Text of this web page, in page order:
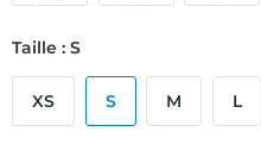
Taille : S
XS S M L